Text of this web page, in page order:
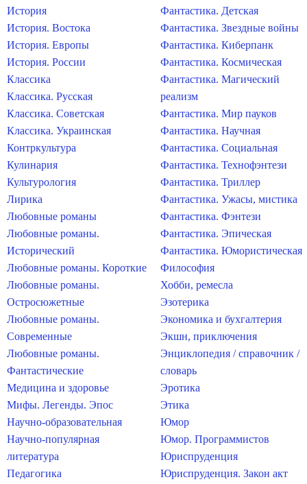
История
История. Востока
История. Европы
История. России
Классика
Классика. Русская
Классика. Советская
Классика. Украинская
Контркультура
Кулинария
Культурология
Лирика
Любовные романы
Любовные романы.
Исторический
Любовные романы. Короткие
Любовные романы.
Остросюжетные
Любовные романы.
Современные
Любовные романы.
Фантастические
Медицина и здоровье
Мифы. Легенды. Эпос
Научно-образовательная
Научно-популярная
литература
Педагогика
Фантастика. Детская
Фантастика. Звездные войны
Фантастика. Киберпанк
Фантастика. Космическая
Фантастика. Магический
реализм
Фантастика. Мир пауков
Фантастика. Научная
Фантастика. Социальная
Фантастика. Технофэнтези
Фантастика. Триллер
Фантастика. Ужасы, мистика
Фантастика. Фэнтези
Фантастика. Эпическая
Фантастика. Юмористическая
Философия
Хобби, ремесла
Эзотерика
Экономика и бухгалтерия
Экшн, приключения
Энциклопедия / справочник /
словарь
Эротика
Этика
Юмор
Юмор. Программистов
Юриспруденция
Юриспруденция. Закон акт